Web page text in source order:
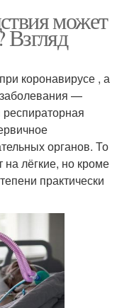
может
Взгляд
коронавирусе , а
—
органов. То
на лёгкие, но кроме
практически